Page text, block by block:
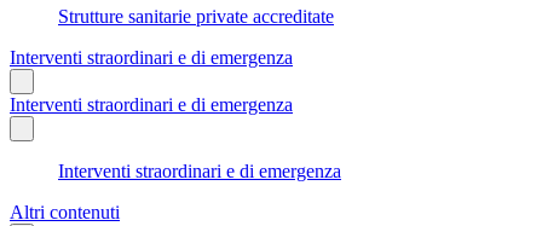
Strutture sanitarie private accreditate
Interventi straordinari e di emergenza
Interventi straordinari e di emergenza
Interventi straordinari e di emergenza
Altri contenuti